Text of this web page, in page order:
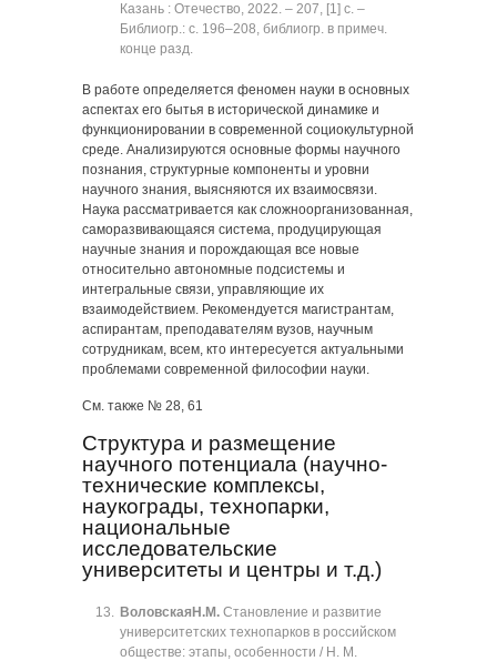
Казань : Отечество, 2022. ‒ 207, [1] с. ‒
Библиогр.: с. 196‒208, библиогр. в примеч.
конце разд.
В работе определяется феномен науки в основных
аспектах его бытья в исторической динамике и
функционировании в современной социокультурной
среде. Анализируются основные формы научного
познания, структурные компоненты и уровни
научного знания, выясняются их взаимосвязи.
Наука рассматривается как сложноорганизованная,
саморазвивающаяся система, продуцирующая
научные знания и порождающая все новые
относительно автономные подсистемы и
интегральные связи, управляющие их
взаимодействием. Рекомендуется магистрантам,
аспирантам, преподавателям вузов, научным
сотрудникам, всем, кто интересуется актуальными
проблемами современной философии науки.
См. также № 28, 61
Структура и размещение
научного потенциала (научно-
технические комплексы,
наукограды, технопарки,
национальные
исследовательские
университеты и центры и т.д.)
Воловская Н.М. Становление и развитие
университетских технопарков в российском
обществе: этапы, особенности / Н. М.